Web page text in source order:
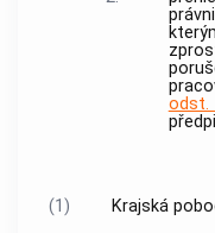
(1)
Krajská